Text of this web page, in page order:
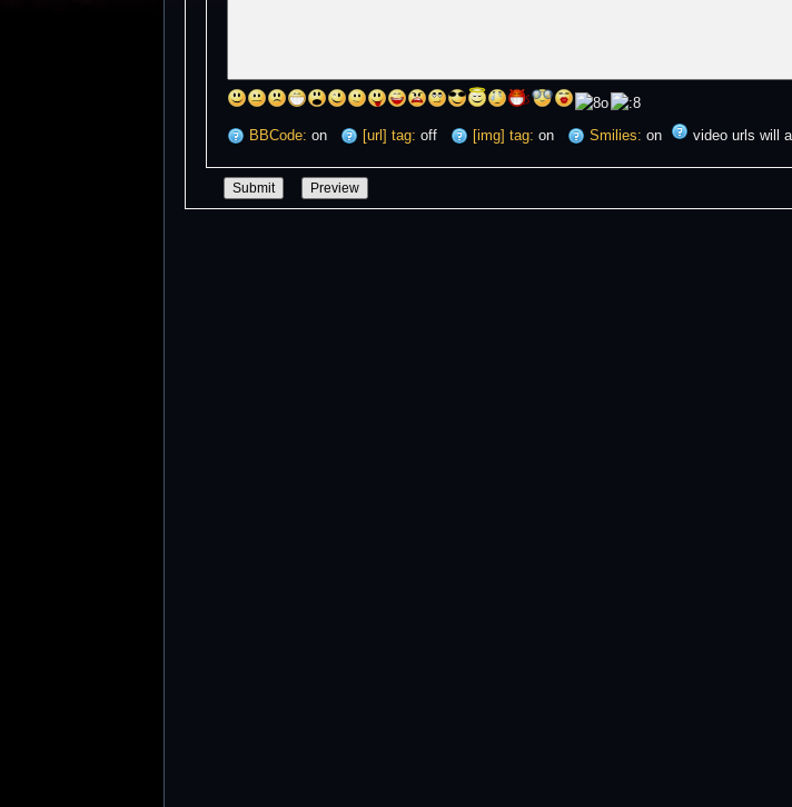
BBCode: on [url] tag: off [img] tag: on Smilies: on video urls will